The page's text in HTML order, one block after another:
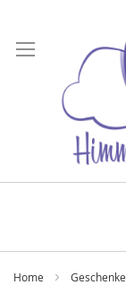
zum
Inhalt
Home Geschenke